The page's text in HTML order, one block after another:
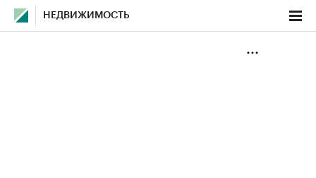
НЕДВИЖИМОСТЬ